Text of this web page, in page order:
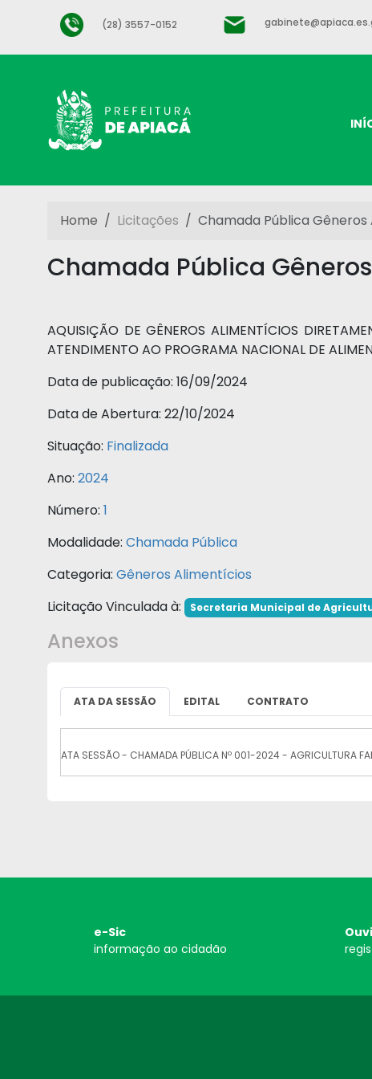
(28) 3557-0152
Home Licitações Chamada Pública
Chamada Pública
AQUISIÇÃO DE GÊNEROS ALIMENTÍCIOS
ATENDIMENTO AO PROGRAMA NACIONAL DE
Data de publicação: 16/09/2024
Data de Abertura: 22/10/2024
Situação: Finalizada
Ano: 2024
Número: 1
Modalidade: Chamada Pública
Categoria: Gêneros Alimentícios
Licitação Vinculada à:
Secretaria Municipal de
Anexos
ATA DA SESSÃO EDITAL CONTRATO
ATA SESSÃO - CHAMADA PÚBLICA Nº 001-2024 - AGRICULTURA
e-Sic
informação ao cidadão